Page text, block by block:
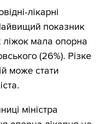
лікарні
показник
ліжок мала опорна
(26%). Різке
може стати
міністра